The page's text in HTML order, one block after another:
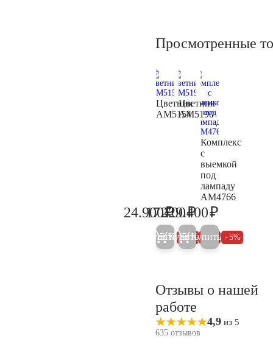
Просмотренные
Цветник
AM5154
26.200
24.900₽
Купить 5%
Цветник
AM5190
18.600
17.700₽
Купить 5%
Комплекс
с
выемкой
под
лампаду
AM4766
229.400₽
Купить 5%
Отзывы о нашей
работе
4,9 из 5
635 отзывов